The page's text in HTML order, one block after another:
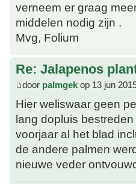
verneem er graag
middelen nodig zijn .
Mvg, Folium
Re: Jalapenos
door palmgek op 13 jun
Hier weliswaar geen
lang dopluis
voorjaar al het blad
de andere palmen
nieuwe veder